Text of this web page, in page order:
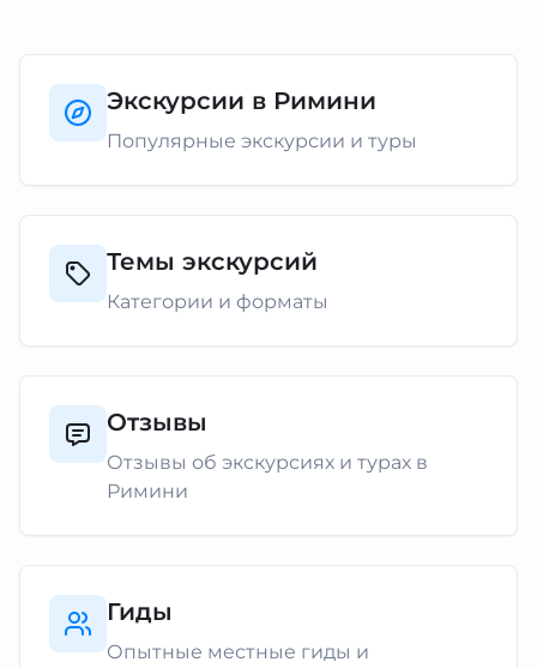
Экскурсии в Римини
Популярные экскурсии и туры
Темы экскурсий
Категории и форматы
Отзывы
Отзывы об экскурсиях и турах в
Римини
Гиды
Опытные местные гиды и